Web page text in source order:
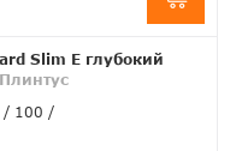
Slim E глубокий
Плинтус
100